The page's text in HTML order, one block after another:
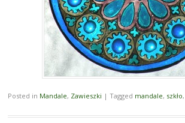
Posted in Mandale, Zawieszki | Tagged mandale, szkło,